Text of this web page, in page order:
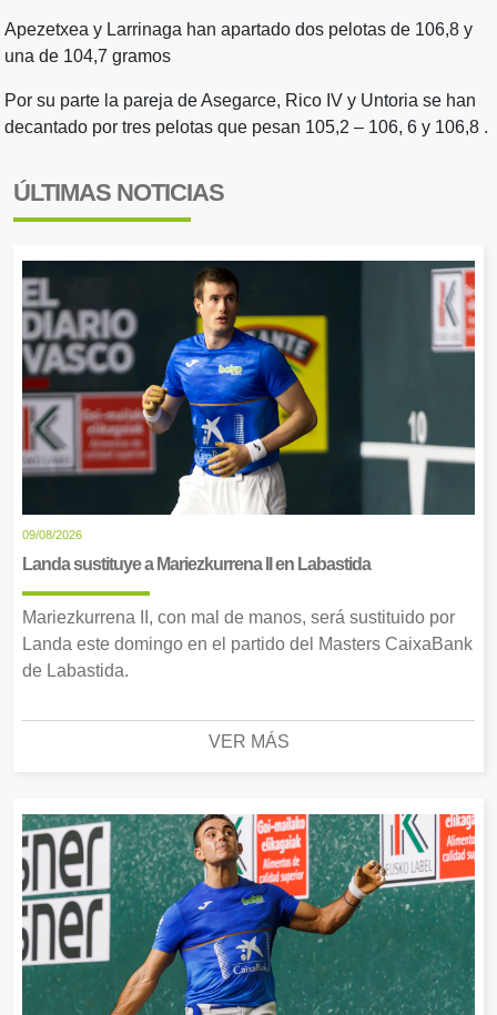
Apezetxea y Larrinaga han apartado dos pelotas de 106,8 y
una de 104,7 gramos
Por su parte la pareja de Asegarce, Rico IV y Untoria se han
decantado por tres pelotas que pesan 105,2 – 106, 6 y 106,8 .
ÚLTIMAS NOTICIAS
09/08/2026
Landa sustituye a Mariezkurrena II en Labastida
Mariezkurrena II, con mal de manos, será sustituido por
Landa este domingo en el partido del Masters CaixaBank
de Labastida.
VER MÁS